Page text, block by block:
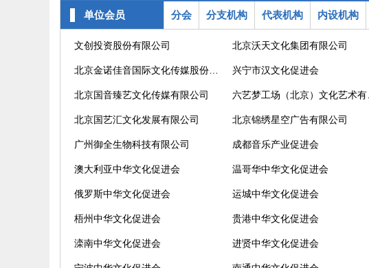
单位会员 分会 分支机构 代表机构 内设机构
文创投资股份有限公司 北京沃天文化集团有限公司
兴宁市汉文化促进会
北京国音臻艺文化传媒有限公司
北京国艺汇文化发展有限公司 北京锦绣星空广告有限公司
广州御全生物科技有限公司 成都音乐产业促进会
澳大利亚中华文化促进会 温哥华中华文化促进会
俄罗斯中华文化促进会 运城中华文化促进会
梧州中华文化促进会 贵港中华文化促进会
滦南中华文化促进会 进贤中华文化促进会